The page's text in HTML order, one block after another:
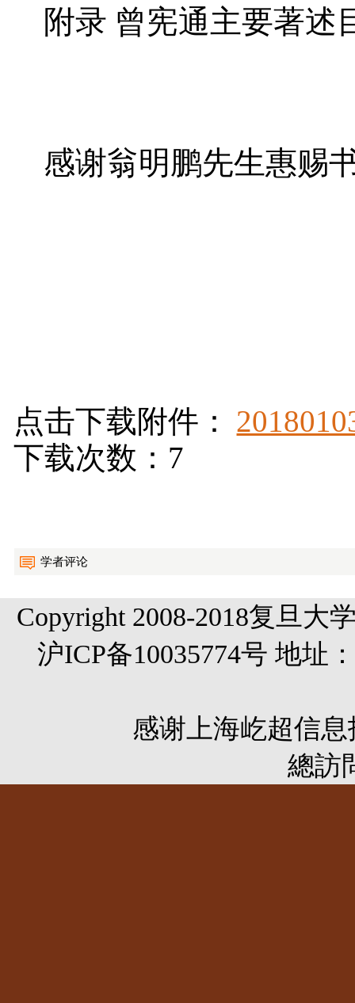
附录 曾宪通主要著述
感谢翁明鹏先生惠赐
点击下载附件：
下载次数：7
学者评论
Copyright 2008-2018复旦大
沪ICP备10035774号 地址
感谢 上海屹超信
總訪